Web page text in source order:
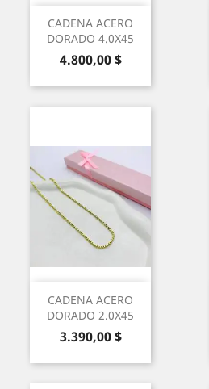
CADENA ACERO
DORADO 4.0X45
Precio
4.800,00 $
CADENA ACERO
DORADO 2.0X45
Precio
3.390,00 $